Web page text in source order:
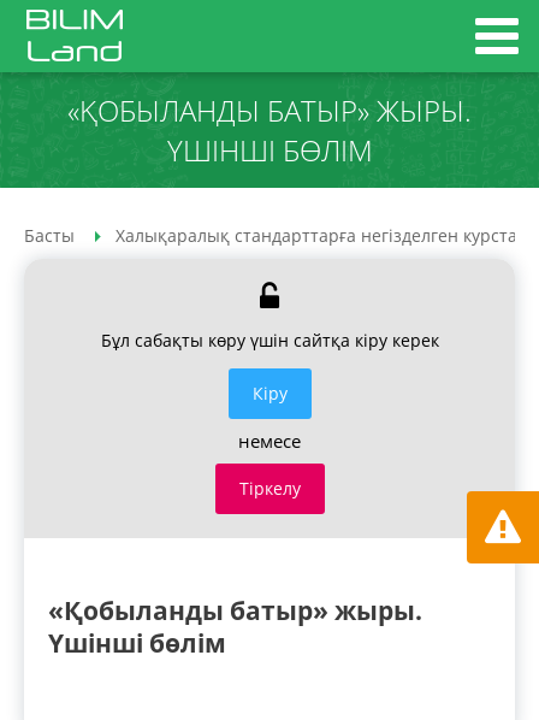
«ҚОБЫЛАНДЫ БАТЫР» ЖЫРЫ.
ҮШІНШІ БӨЛІМ
Басты Халықаралық стандарттарға негізделген курстар
Бұл сабақты көру үшін сайтқа кіру керек
Кiру
немесе
Тіркелу
«Қобыланды батыр» жыры.
Үшінші бөлім